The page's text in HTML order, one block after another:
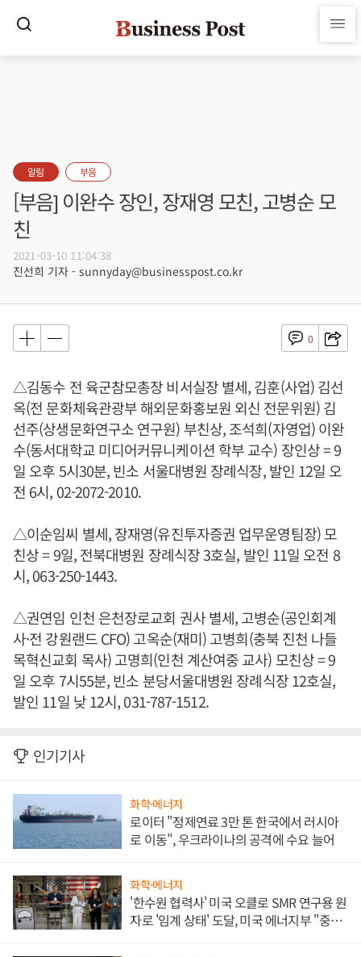
알림 부음
[부음] 이완수 장인, 장재영 모친, 고병순 모
친
2021-03-10 11:04:38
진선희 기자 - sunnyday@businesspost.co.kr
0
△김동수 전 육군참모총장 비서실장 별세, 김훈(사업) 김선
옥(전 문화체육관광부 해외문화홍보원 외신 전문위원) 김
선주(상생문화연구소 연구원) 부친상, 조석희(자영업) 이완
수(동서대학교 미디어커뮤니케이션 학부 교수) 장인상 = 9
일 오후 5시30분, 빈소 서울대병원 장례식장, 발인 12일 오
전 6시, 02-2072-2010.
△이순임씨 별세, 장재영(유진투자증권 업무운영팀장) 모
친상 = 9일, 전북대병원 장례식장 3호실, 발인 11일 오전 8
시, 063-250-1443.
△권연임 인천 은천장로교회 권사 별세, 고병순(공인회계
사·전 강원랜드 CFO) 고옥순(재미) 고병희(충북 진천 나들
목혁신교회 목사) 고명희(인천 계산여중 교사) 모친상 = 9
일 오후 7시55분, 빈소 분당서울대병원 장례식장 12호실,
발인 11일 낮 12시, 031-787-1512.
인기기사
화학·에너지
로이터 "정제연료 3만 톤 한국에서 러시아
로 이동", 우크라이나의 공격에 수요 늘어
화학·에너지
'한수원 협력사' 미국 오클로 SMR 연구용 원
자로 '임계 상태' 도달, 미국 에너지부 "중요